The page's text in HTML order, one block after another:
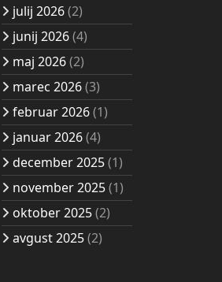
julij 2026(2)
junij 2026(4)
maj 2026(2)
marec 2026(3)
februar 2026(1)
januar 2026(4)
december 2025(1)
november 2025(1)
oktober 2025(2)
avgust 2025(2)